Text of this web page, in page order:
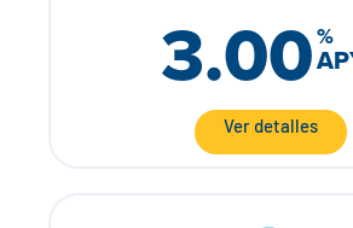
3.00%
Ver detalles